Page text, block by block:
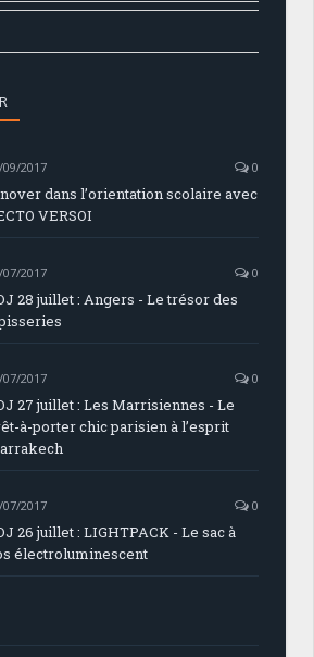
09/2017 0
dans l’orientation scolaire avec
VERSOI
07/2017 0
28 juillet : Angers - Le trésor des
07/2017 0
27 juillet : Les Marrisiennes - Le
à-porter chic parisien à l’esprit
07/2017 0
26 juillet : LIGHTPACK - Le sac à
électroluminescent